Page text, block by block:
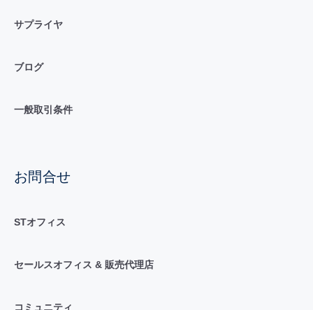
サプライヤ
ブログ
一般取引条件
お問合せ
STオフィス
セールスオフィス & 販売代理店
コミュニティ